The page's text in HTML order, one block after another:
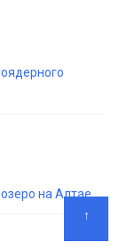
на Алтае
↑